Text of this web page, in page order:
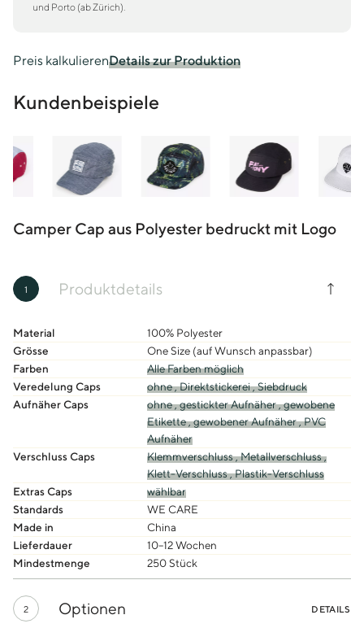
und Porto (ab Zürich).
Preis kalkulierenDetails zur Produktion
Kundenbeispiele
Camper Cap aus Polyester bedruckt mit Logo
1 Produktdetails
Material
100% Polyester
Grösse
One Size (auf Wunsch anpassbar)
Farben
Alle Farben möglich
Veredelung Caps
ohne ,Direktstickerei ,Siebdruck
Aufnäher Caps
ohne ,gestickter Aufnäher ,gewobene
Etikette ,gewobener Aufnäher ,PVC
Aufnäher
Verschluss Caps
Klemmverschluss ,Metallverschluss ,
Klett-Verschluss ,Plastik-Verschluss
Extras Caps
wählbar
Standards
WE CARE
Made in
China
Lieferdauer
10–12 Wochen
Mindestmenge
250 Stück
2 Optionen DETAILS